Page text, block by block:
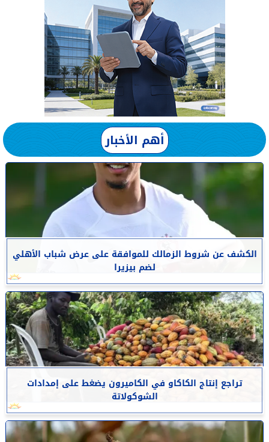
أهم الأخبار
الكشف عن شروط الزمالك للموافقة على عرض شباب الأهلي
لضم بيزيرا
تراجع إنتاج الكاكاو في الكاميرون يضغط على إمدادات
الشوكولاتة